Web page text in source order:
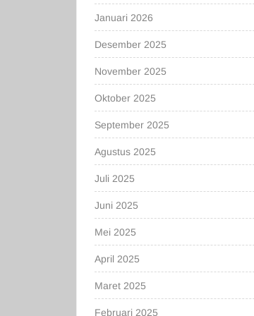
Januari 2026
Desember 2025
November 2025
Oktober 2025
September 2025
Agustus 2025
Juli 2025
Juni 2025
Mei 2025
April 2025
Maret 2025
Februari 2025